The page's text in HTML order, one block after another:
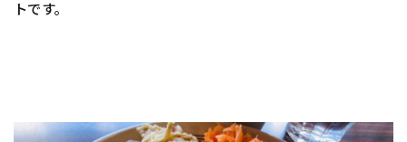
トです。